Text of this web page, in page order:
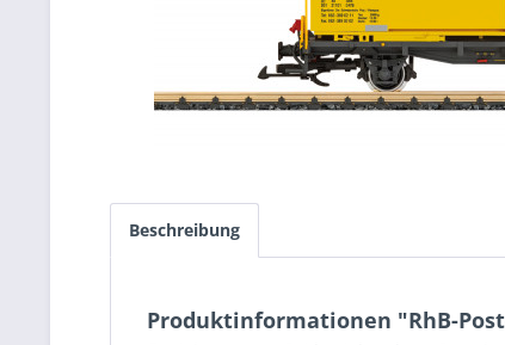
Beschreibung
Produktinformationen "RhB-